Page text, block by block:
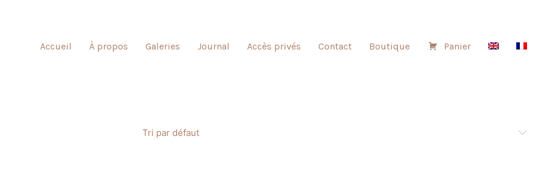
Accueil À propos Galeries Journal Accès privés Contact Boutique Panier
Tri par défaut